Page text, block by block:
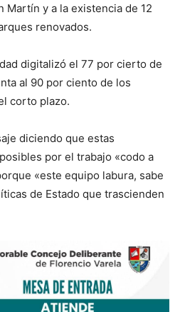
Martín y a la existencia de 12
renovados.
digitalizó el 77 por cierto de
al 90 por ciento de los
corto plazo.
diciendo que estas
por el trabajo «codo a
«este equipo labura, sabe
de Estado que trascienden